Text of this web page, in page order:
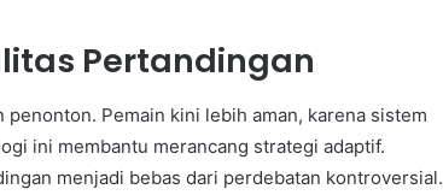
Pertandingan
penonton. Pemain kini lebih aman, karena sistem
ini membantu merancang strategi adaptif.
menjadi bebas dari perdebatan kontroversial.